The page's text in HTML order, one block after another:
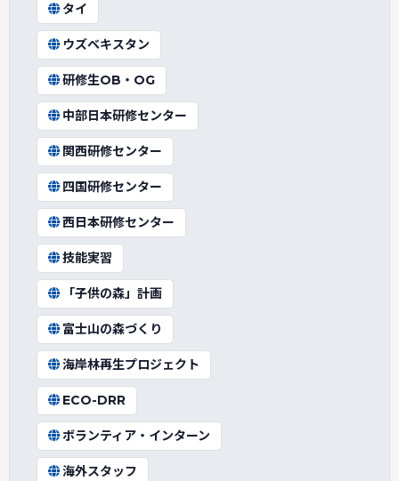
タイ
ウズベキスタン
研修生OB・OG
中部日本研修センター
関西研修センター
四国研修センター
西日本研修センター
技能実習
「子供の森」計画
富士山の森づくり
海岸林再生プロジェクト
ECO-DRR
ボランティア・インターン
海外スタッフ